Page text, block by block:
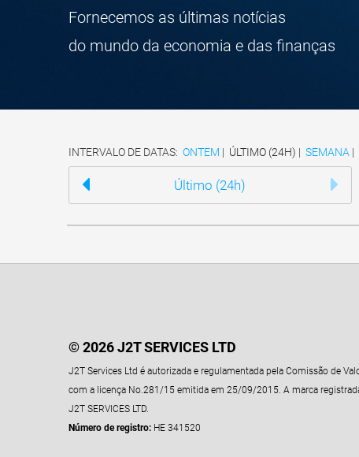
Fornecemos as últimas notícias
do mundo da economia e das finanças
INTERVALO DE DATAS: ONTEM | ÚLTIMO (24H) | SEMANA |
Último (24h)
© 2026 J2T SERVICES LTD
J2T Services Ltd é autorizada e regulamentada pela Comissão de
com a licença No.281/15 emitida em 25/09/2015. A marca
J2T SERVICES LTD.
Número de registro: HE 341520